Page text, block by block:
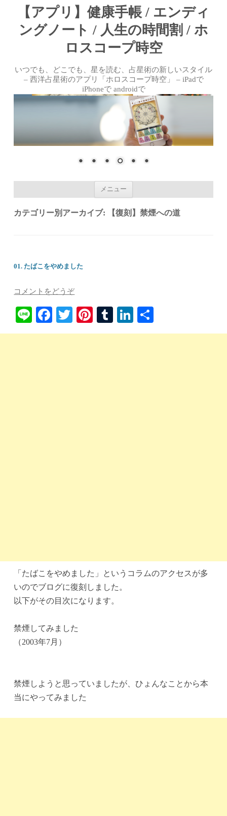
【アプリ】健康手帳 / エンディ
ングノート / 人生の時間割 / ホ
ロスコープ時空
いつでも、どこでも、星を読む、占星術の新しいスタイル
– 西洋占星術のアプリ「ホロスコープ時空」 – iPadで
iPhoneで androidで
メニュー
カテゴリー別アーカイブ: 【復刻】禁煙への道
01. たばこをやめました
コメントをどうぞ
Li
ne
Fa
ce
T
wi
Pi
nt
T
u
Li
nk 有
「たばこをやめました」というコラムのアクセスが多
いのでブログに復刻しました。
以下がその目次になります。
禁煙してみました
（2003年7月）
禁煙しようと思っていましたが、ひょんなことから本
当にやってみました